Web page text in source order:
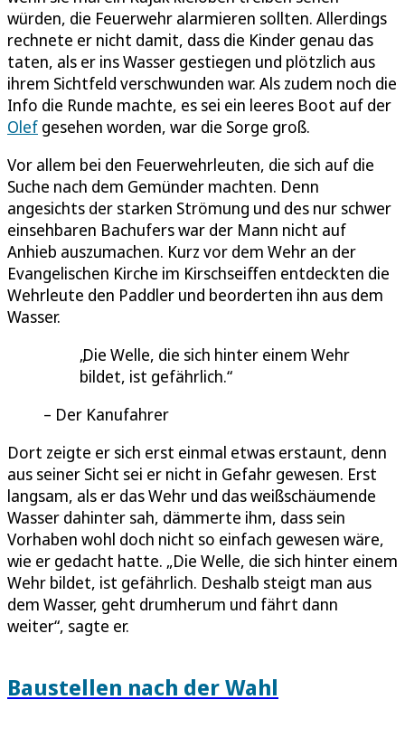
würden, die Feuerwehr alarmieren sollten. Allerdings
rechnete er nicht damit, dass die Kinder genau das
taten, als er ins Wasser gestiegen und plötzlich aus
ihrem Sichtfeld verschwunden war. Als zudem noch die
Info die Runde machte, es sei ein leeres Boot auf der
Olef gesehen worden, war die Sorge groß.
Vor allem bei den Feuerwehrleuten, die sich auf die
Suche nach dem Gemünder machten. Denn
angesichts der starken Strömung und des nur schwer
einsehbaren Bachufers war der Mann nicht auf
Anhieb auszumachen. Kurz vor dem Wehr an der
Evangelischen Kirche im Kirschseiffen entdeckten die
Wehrleute den Paddler und beorderten ihn aus dem
Wasser.
Die Welle, die sich hinter einem Wehr
bildet, ist gefährlich.
Der Kanufahrer
Dort zeigte er sich erst einmal etwas erstaunt, denn
aus seiner Sicht sei er nicht in Gefahr gewesen. Erst
langsam, als er das Wehr und das weißschäumende
Wasser dahinter sah, dämmerte ihm, dass sein
Vorhaben wohl doch nicht so einfach gewesen wäre,
wie er gedacht hatte. „Die Welle, die sich hinter einem
Wehr bildet, ist gefährlich. Deshalb steigt man aus
dem Wasser, geht drumherum und fährt dann
weiter“, sagte er.
Baustellen nach der Wahl